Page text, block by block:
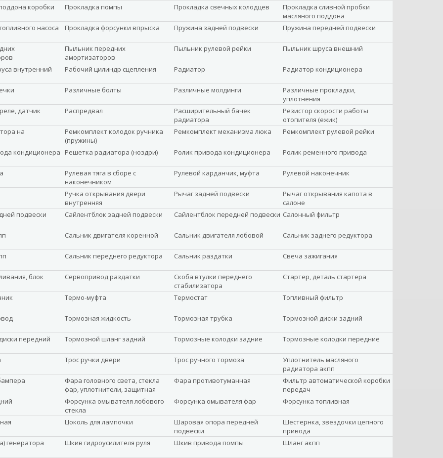
коробки
Прокладка помпы Прокладка свечных колодцев
Прокладка сливной пробки
масляного поддона
насоса
Прокладка форсунки впрыска Пружина задней подвески Пружина передней подвески
Пыльник передних
амортизаторов
Пыльник рулевой рейки Пыльник шруса внешний
внутренний Рабочий цилиндр сцепления Радиатор Радиатор кондиционера
Различные болты Различные молдинги
Различные прокладки,
уплотнения
датчик
Распредвал
Расширительный бачек
радиатора
Резистор скорости работы
отопителя (ежик)
на
Ремкомплект колодок ручника
(пружины)
Ремкомплект механизма люка Ремкомплект рулевой рейки
кондиционера Решетка радиатора (ноздри) Ролик привода кондиционера Ролик ременного привода
Рулевая тяга в сборе с
наконечником
Рулевой карданчик, муфта Рулевой наконечник
Ручка открывания двери
внутренняя
Рычаг задней подвески
Рычаг открывания капота в
салоне
подвески
Сайлентблок задней подвески Сайлентблок передней подвески Салонный фильтр
Сальник двигателя коренной Сальник двигателя лобовой Сальник заднего редуктора
Сальник переднего редуктора Сальник раздатки Свеча зажигания
блок
Сервопривод раздатки
Скоба втулки переднего
стабилизатора
Стартер, деталь стартера
Термо-муфта Термостат Топливный фильтр
Тормозная жидкость Тормозная трубка Тормозной диски задний
передний Тормозной шланг задний Тормозные колодки задние Тормозные колодки передние
Трос ручки двери Трос ручного тормоза
Уплотнитель масляного
радиатора акпп
Фара головного света, стекла
фар, уплотнители, защитная
планка
Фара противотуманная
Фильтр автоматической коробки
передач
Форсунка омывателя лобового
стекла
Форсунка омывателя фар Форсунка топливная
Цоколь для лампочки
Шаровая опора передней
подвески
Шестернка, звездочки цепного
привода
генератора
Шкив гидроусилителя руля Шкив привода помпы Шланг акпп